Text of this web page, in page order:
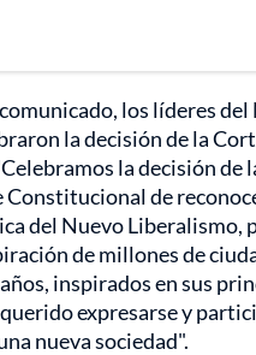
los líderes del
la decisión de la
la decisión de
de
del Nuevo Liberalismo,
de millones de
inspirados en sus
expresarse y
nueva sociedad".